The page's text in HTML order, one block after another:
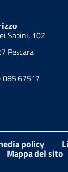
Sabini, 102
Pescara
085 67517
policy
Mappa del sito